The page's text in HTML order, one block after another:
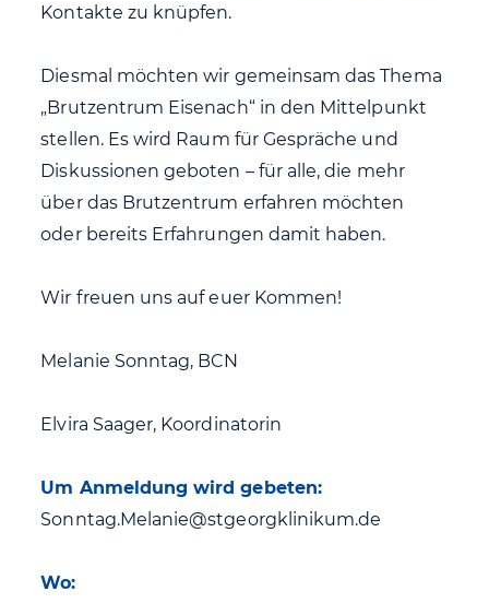
Kontakte zu knüpfen.
Diesmal möchten wir gemeinsam das Thema
„Brutzentrum Eisenach“ in den Mittelpunkt
stellen. Es wird Raum für Gespräche und
Diskussionen geboten – für alle, die mehr
über das Brutzentrum erfahren möchten
oder bereits Erfahrungen damit haben.
Wir freuen uns auf euer Kommen!
Melanie Sonntag, BCN
Elvira Saager, Koordinatorin
Um Anmeldung wird gebeten:
Sonntag.Melanie@stgeorgklinikum.de
Wo: